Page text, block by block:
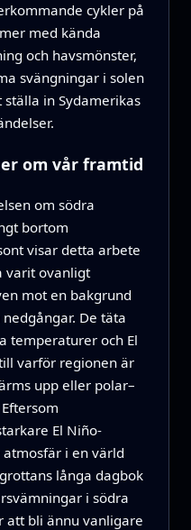
cykler på
med kända
och havsmönster,
svängningar i solen
in Sydamerikas
om vår framtid
om södra
bortom
visar detta arbete
varit ovanligt
mot en bakgrund
De täta
temperaturer och El
varför regionen är
upp eller polar–
El Niño-
i en värld
långa dagbok
i södra
att bli ännu vanligare